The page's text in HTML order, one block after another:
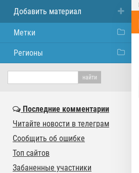
Добавить материал
Метки
Регионы
Последние комментарии
Читайте новости в телеграм
Сообщить об ошибке
Топ сайтов
Забаненные участники